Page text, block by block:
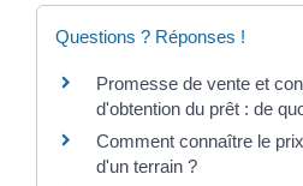
Questions ? Réponses !
Promesse de vente et
d'obtention du prêt : de
Comment connaître le
d'un terrain ?